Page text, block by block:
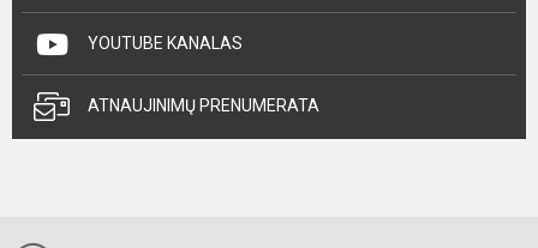
YOUTUBE KANALAS
ATNAUJINIMŲ PRENUMERATA